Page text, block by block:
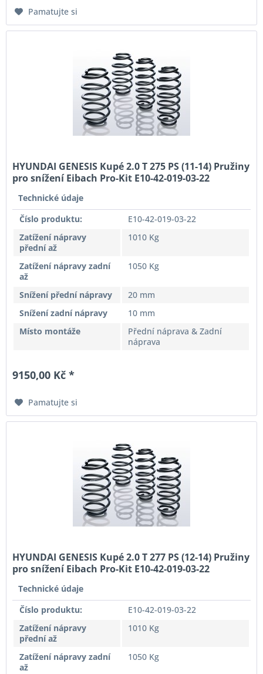
Pamatujte si
HYUNDAI GENESIS Kupé 2.0 T 275 PS (11-14) Pružiny
pro snížení Eibach Pro-Kit E10-42-019-03-22
Technické údaje
Číslo produktu:
E10-42-019-03-22
Zatížení nápravy
přední až
1010 Kg
Zatížení nápravy zadní
až
1050 Kg
Snížení přední nápravy
20 mm
Snížení zadní nápravy
10 mm
Místo montáže
Přední náprava & Zadní
náprava
9150,00 Kč *
Pamatujte si
HYUNDAI GENESIS Kupé 2.0 T 277 PS (12-14) Pružiny
pro snížení Eibach Pro-Kit E10-42-019-03-22
Technické údaje
Číslo produktu:
E10-42-019-03-22
Zatížení nápravy
přední až
1010 Kg
Zatížení nápravy zadní
až
1050 Kg